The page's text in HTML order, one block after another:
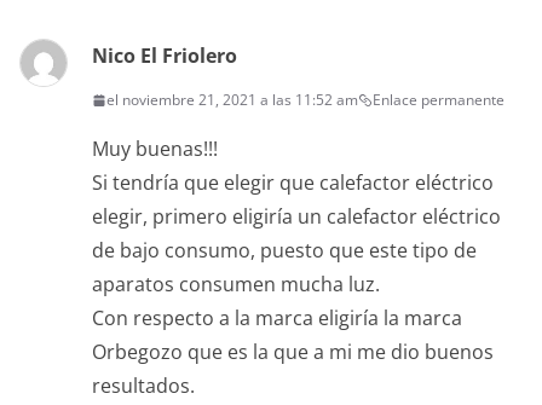
Nico El Friolero
el noviembre 21, 2021 a las 11:52 am Enlace permanente
Muy buenas!!!
Si tendría que elegir que calefactor eléctrico
elegir, primero eligiría un calefactor eléctrico
de bajo consumo, puesto que este tipo de
aparatos consumen mucha luz.
Con respecto a la marca eligiría la marca
Orbegozo que es la que a mi me dio buenos
resultados.